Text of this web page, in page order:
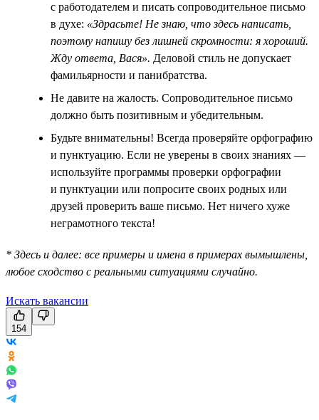
с работодателем и писать сопроводительное письмо
в духе: «Здрасьте! Не знаю, что здесь написать,
поэтому напишу без лишней скромности: я хороший.
Жду ответа, Вася». Деловой стиль не допускает
фамильярности и панибратства.
Не давите на жалость. Сопроводительное письмо
должно быть позитивным и убедительным.
Будьте внимательны! Всегда проверяйте орфографию
и пунктуацию. Если не уверены в своих знаниях —
используйте программы проверки орфографии
и пунктуации или попросите своих родных или
друзей проверить ваше письмо. Нет ничего хуже
неграмотного текста!
* Здесь и далее: все примеры и имена в примерах вымышлены,
любое сходство с реальными ситуациями случайно.
Искать вакансии
154